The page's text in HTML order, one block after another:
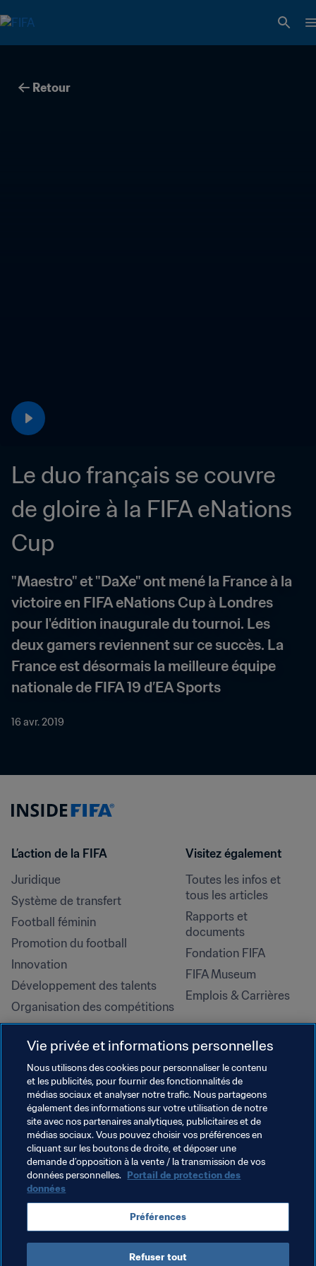
Retour
Le duo français se couvre
de gloire à la FIFA eNations
Cup
"Maestro" et "DaXe" ont mené la France à la
victoire en FIFA eNations Cup à Londres
pour l'édition inaugurale du tournoi. Les
deux gamers reviennent sur ce succès. La
France est désormais la meilleure équipe
nationale de FIFA 19 d’EA Sports
16 avr. 2019
L’action de la FIFA
Juridique
Système de transfert
Football féminin
Promotion du football
Innovation
Développement des talents
Organisation des compétitions
Développement durable
Droits de l'homme et lutte contre
la discrimination
Santé et médical
Initiatives en matière de
formation
Visitez également
Toutes les infos et
tous les articles
Rapports et
documents
Fondation FIFA
FIFA Museum
Emplois & Carrières
Vie privée et informations personnelles
Nous utilisons des cookies pour personnaliser le contenu
et les publicités, pour fournir des fonctionnalités de
médias sociaux et analyser notre trafic. Nous partageons
également des informations sur votre utilisation de notre
site avec nos partenaires analytiques, publicitaires et de
médias sociaux. Vous pouvez choisir vos préférences en
cliquant sur les boutons de droite, et déposer une
demande d’opposition à la vente / la transmission de vos
données personnelles. Portail de protection des
données
Préférences
Refuser tout